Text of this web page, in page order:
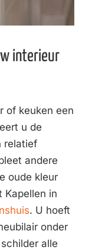
interieur
of keuken een
u de
relatief
andere
oude kleur
Kapellen in
. U hoeft
onder
alle